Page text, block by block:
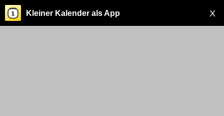
X
Kleiner Kalender als App